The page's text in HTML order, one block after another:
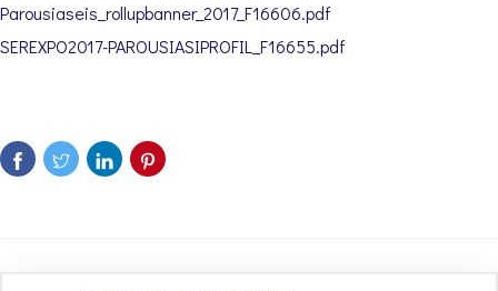
Parousiaseis_rollupbanner_2017_F16606.pdf
SEREXPO2017-PAROUSIASIPROFIL_F16655.pdf